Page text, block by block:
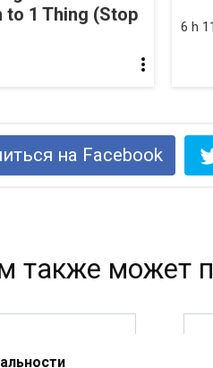
to 1 Thing (Stop
6 h
на Facebook
также может
опасен